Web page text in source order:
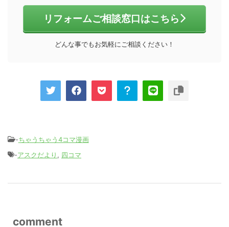
リフォームご相談窓口はこちら
どんな事でもお気軽にご相談ください！
-ちゃうちゃう4コマ漫画
-アスクだより , 四コマ
comment